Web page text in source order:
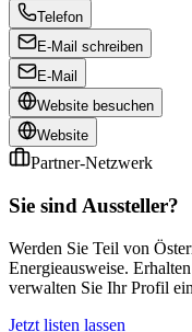
Telefon
E-Mail schreiben
E-Mail
Website besuchen
Website
Partner-Netzwerk
Sie sind Aussteller?
Werden Sie Teil von
Energieausweise.
verwalten Sie Ihr Profil
Jetzt listen lassen